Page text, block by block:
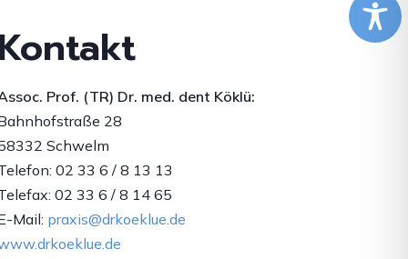
(TR) Dr. med.
Kontakt
Prof. (TR) Dr. med. dent Köklü:
28
Schwelm
02 33 6 / 8 13 13
02 33 6 / 8 14 65
Mail: praxis@drkoeklue.de